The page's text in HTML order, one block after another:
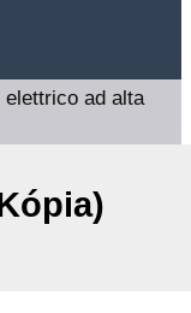
elettrico ad alta